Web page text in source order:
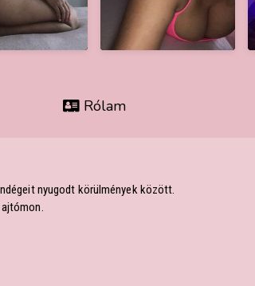
Rólam
nyugodt körülmények között.